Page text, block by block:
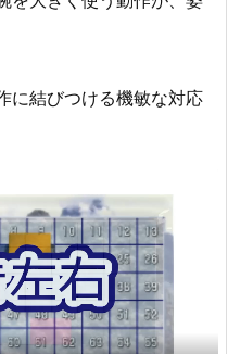
に結びつける機敏な対応